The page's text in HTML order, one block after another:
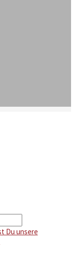
Du unsere